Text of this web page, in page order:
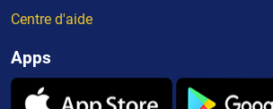
Centre d'aide
Apps